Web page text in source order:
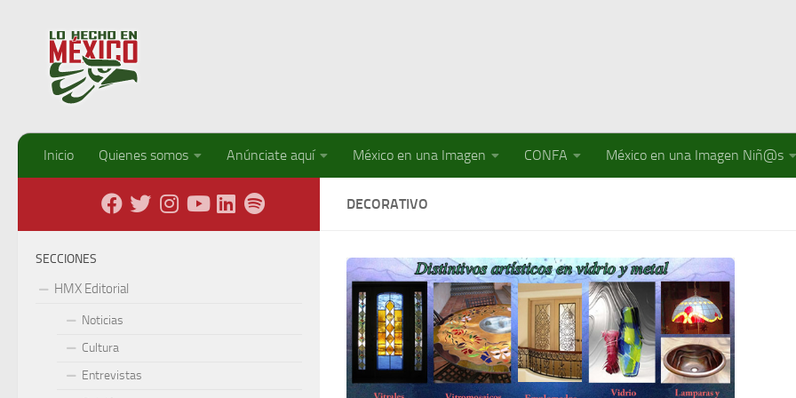
Inicio Quienes somos Anúnciate aquí México en una Imagen CONFA México en una Imagen Niñ@s
DECORATIVO
SECCIONES
HMX Editorial
Noticias
Cultura
Entrevistas